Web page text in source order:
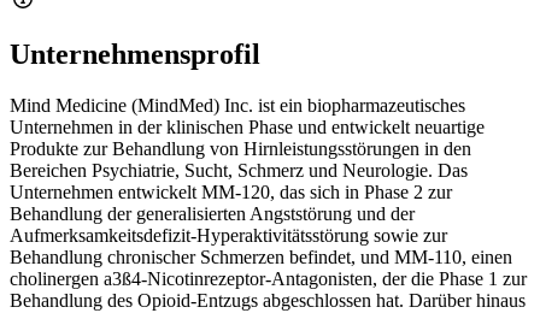
Unternehmensprofil
Mind Medicine (MindMed) Inc. ist ein biopharmazeutisches
Unternehmen in der klinischen Phase und entwickelt neuartige
Produkte zur Behandlung von Hirnleistungsstörungen in den
Bereichen Psychiatrie, Sucht, Schmerz und Neurologie. Das
Unternehmen entwickelt MM-120, das sich in Phase 2 zur
Behandlung der generalisierten Angststörung und der
Aufmerksamkeitsdefizit-Hyperaktivitätsstörung sowie zur
Behandlung chronischer Schmerzen befindet, und MM-110, einen
cholinergen a3ß4-Nicotinrezeptor-Antagonisten, der die Phase 1 zur
Behandlung des Opioid-Entzugs abgeschlossen hat. Darüber hinaus